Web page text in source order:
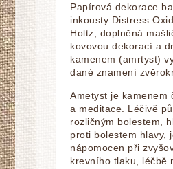
Papírová dekorace
inkousty Distress
Holtz, doplnĕná
kovovou dekorací a
kamenem (amrtyst)
dané znamení
Ametyst je kamenem
a meditace. Léčivě
rozličným bolestem,
proti bolestem hlavy,
nápomocen při
krevního tlaku, léčbě